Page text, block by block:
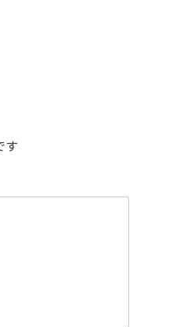
す